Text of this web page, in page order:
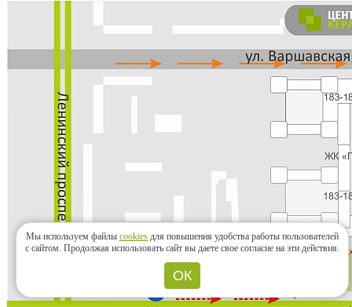
Мы используем файлы cookies для повышения удобства работы пользователей
с сайтом. Продолжая использовать сайт вы даете свое согласие на эти действия.
ОК